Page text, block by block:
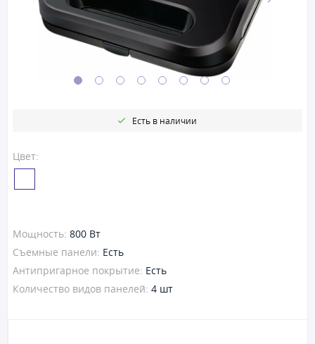
Цвет:
Есть в наличии
Мощность: 800 Вт
Съемные панели: Есть
Антипригарное покрытие: Есть
Количество видов панелей: 4 шт